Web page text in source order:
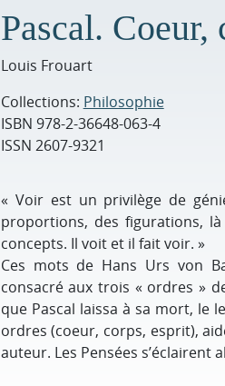
Pascal. Coeur,
Louis Frouart
Collections: Philosophie
ISBN 978-2-36648-063-4
ISSN 2607-9321
« Voir est un privilège de
proportions, des figurations,
concepts. Il voit et il fait voir. »
Ces mots de Hans Urs von
consacré aux trois « ordres »
que Pascal laissa à sa mort, le
ordres (coeur, corps, esprit),
auteur. Les Pensées s’éclairent